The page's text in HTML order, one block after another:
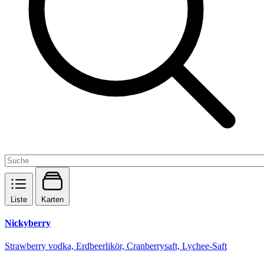
Liste Karten
Nickyberry
Strawberry vodka, Erdbeerlikör, Cranberrysaft, Lychee-Saft